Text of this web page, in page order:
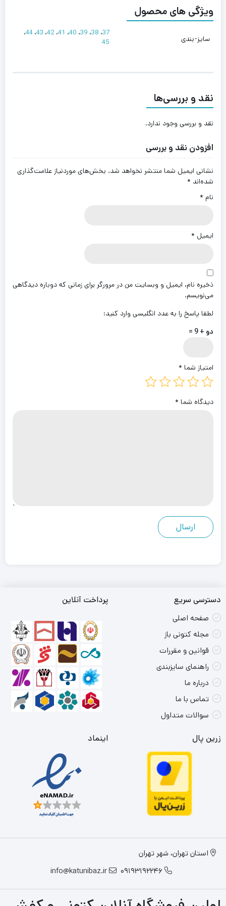
ویژگی های محصول
سایز-بندی
37، 38، 39، 40، 41،42، 43،44،
45
نقد و بررسی‌ها
نقد و بررسی وجود ندارد.
افزودن نقد و بررسی
نشانی ایمیل شما منتشر نخواهد شد. بخش‌های موردنیاز علامت‌گذاری
شده‌اند *
نام *
ایمیل *
ذخیره نام، ایمیل و وبسایت من در مرورگر برای زمانی که دوباره دیدگاهی
می‌نویسم.
لطفا پاسخ را به عدد انگلیسی وارد کنید:
دو + 9 =
امتیاز شما *
دیدگاه شما *
دسترسی سریع
صفحه اصلی
مجله کتونی باز
قوانین و مقررات
راهنمای سایزبندی
درباره ما
تماس با ما
سوالات متداول
پرداخت آنلاین
زرین پال اینماد
استان تهران، شهر تهران
09193192246
info@katunibaz.ir